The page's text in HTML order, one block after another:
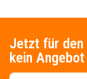
Jetzt für den
kein